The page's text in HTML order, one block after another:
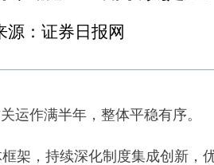
源：证券日报网
作满半年，整体平稳有序。
，持续深化制度集成创新，